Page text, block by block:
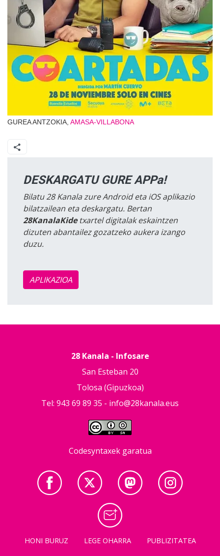
GUREA ANTZOKIA, AMASA-VILLABONA
DESKARGATU GURE APPa!
Bilatu 28 Kanala zure Android eta iOS aplikazio
bilatzailean eta deskargatu. Bertan
28KanalaKidetxartel digitalak eskaintzen
dizuten abantailez gozatzeko aukera izango
duzu.
APLIKAZIOA
28 Kanala - Infosare
San Esteban 20
Tolosa (Gipuzkoa)
Tel: 943 69 89 35 - info@28kanala.eus
Codesyntaxek garatua
HONI BURUZ LEGE OHARRA
PUBLIZITATEA